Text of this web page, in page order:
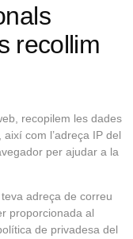
recollim
recopilem les dades
com l’adreça IP del
per ajudar a la
adreça de correu
proporcionada al
de privadesa del